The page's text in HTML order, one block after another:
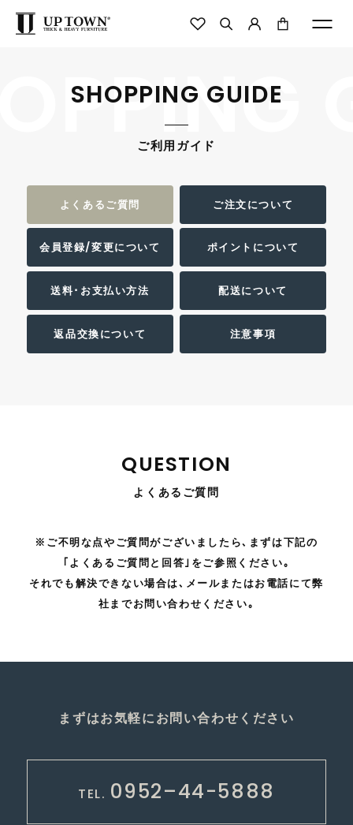
SHOPPING GUIDE
ご利用ガイド
よくあるご質問 ご注文について
会員登録/変更について ポイントについて
送料･お支払い方法 配送について
返品交換について 注意事項
QUESTION
よくあるご質問
※ご不明な点やご質問がございましたら､まずは下記の
｢よくあるご質問と回答｣をご参照ください｡
それでも解決できない場合は､メールまたはお電話にて弊
社までお問い合わせください｡
まずはお気軽にお問い合わせください
TEL. 0952–44-5888